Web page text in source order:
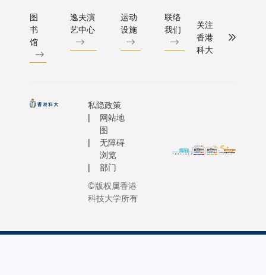
图
书
馆
逸夫演
艺中心
运动
设施
联络
我们
关注
香港
科大
私隐政策
网站地
图
无障碍
浏览
部门
©版权属香港
科技大学所有